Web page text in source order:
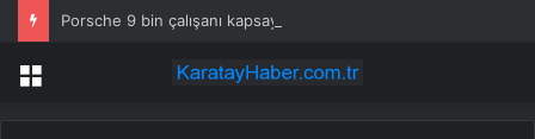
Porsche 9 bin çalışanı kapsayan küçülme planını onayladı
Menü